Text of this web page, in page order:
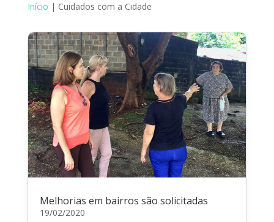
Início | Cuidados com a Cidade
Melhorias em bairros são solicitadas
19/02/2020